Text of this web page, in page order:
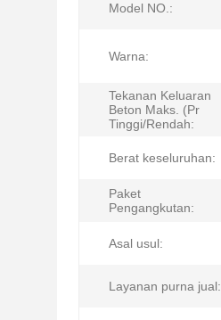
Model NO.:
Warna:
Tekanan Keluaran
Beton Maks. (Pr
Tinggi/Rendah:
Berat keseluruhan:
Paket
Pengangkutan:
Asal usul:
Layanan purna jual: